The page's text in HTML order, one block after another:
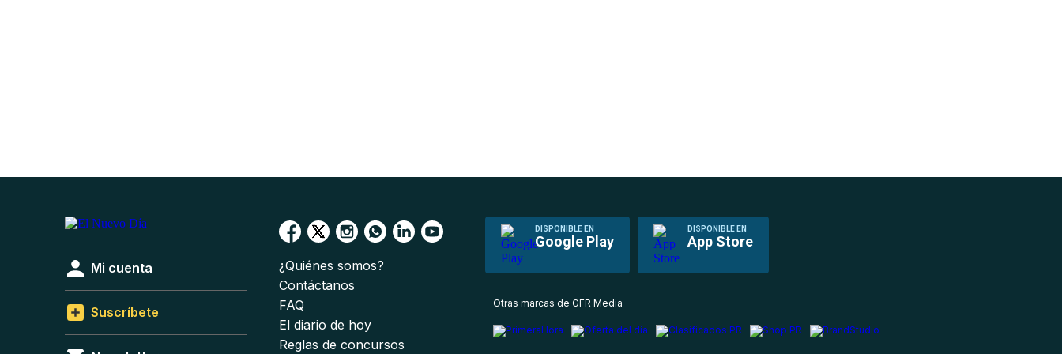
DISPONIBLE EN
Google Play
DISPONIBLE EN
App Store
Mi cuenta
Suscríbete
¿Quiénes somos?
Contáctanos
FAQ
El diario de hoy
Reglas de concursos
Otras marcas de GFR Media